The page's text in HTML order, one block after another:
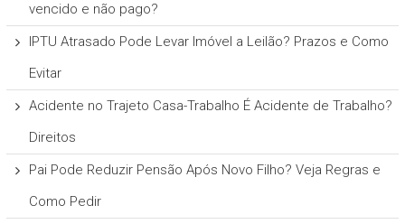
vencido e não pago?
IPTU Atrasado Pode Levar Imóvel a Leilão? Prazos e Como
Evitar
Acidente no Trajeto Casa-Trabalho É Acidente de Trabalho?
Direitos
Pai Pode Reduzir Pensão Após Novo Filho? Veja Regras e
Como Pedir